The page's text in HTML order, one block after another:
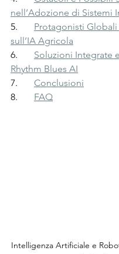
nell’Adozione di Sistemi
5. Protagonisti Globali
sull’IA Agricola
6. Soluzioni Integrate
Rhythm Blues AI
7. Conclusioni
8. FAQ
Intelligenza Artificiale e